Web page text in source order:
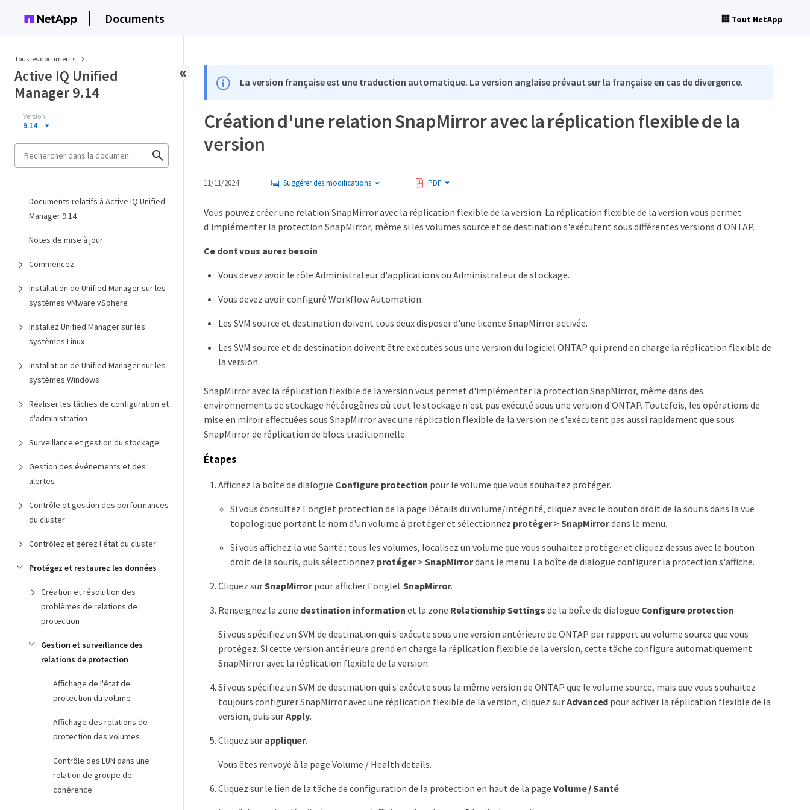
Documents Tout NetApp
Tous les documents
Active IQ Unified
Manager 9.14
Version
9.14
Documents relatifs à Active IQ Unified
Manager 9.14
Notes de mise à jour
Commencez
Installation de Unified Manager sur les
systèmes VMware vSphere
Installez Unified Manager sur les
systèmes Linux
Installation de Unified Manager sur les
systèmes Windows
Réaliser les tâches de configuration et
d'administration
Surveillance et gestion du stockage
Gestion des événements et des
alertes
Contrôle et gestion des performances
du cluster
Contrôlez et gérez l'état du cluster
Protégez et restaurez les données
Création et résolution des
problèmes de relations de
protection
Gestion et surveillance des
relations de protection
Affichage de l'état de
protection du volume
Affichage des relations de
protection des volumes
Contrôle des LUN dans une
relation de groupe de
cohérence
La version française est une traduction automatique. La version anglaise prévaut sur la française en cas de divergence.
Création d'une relation SnapMirror avec la réplication flexible de la
version
11/11/2024 Suggérer des modifications PDF
Vous pouvez créer une relation SnapMirror avec la réplication flexible de la version. La réplication flexible de la version vous permet
d'implémenter la protection SnapMirror, même si les volumes source et de destination s'exécutent sous différentes versions d'ONTAP.
Ce dont vous aurez besoin
Vous devez avoir le rôle Administrateur d'applications ou Administrateur de stockage.
Vous devez avoir configuré Workflow Automation.
Les SVM source et destination doivent tous deux disposer d'une licence SnapMirror activée.
Les SVM source et de destination doivent être exécutés sous une version du logiciel ONTAP qui prend en charge la réplication flexible de
la version.
SnapMirror avec la réplication flexible de la version vous permet d'implémenter la protection SnapMirror, même dans des
environnements de stockage hétérogènes où tout le stockage n'est pas exécuté sous une version d'ONTAP. Toutefois, les opérations de
mise en miroir effectuées sous SnapMirror avec une réplication flexible de la version ne s'exécutent pas aussi rapidement que sous
SnapMirror de réplication de blocs traditionnelle.
Étapes
Affichez la boîte de dialogue Configure protection pour le volume que vous souhaitez protéger.
Si vous consultez l'onglet protection de la page Détails du volume/intégrité, cliquez avec le bouton droit de la souris dans la vue
topologique portant le nom d'un volume à protéger et sélectionnez protéger>SnapMirrordans le menu.
Si vous affichez la vue Santé : tous les volumes, localisez un volume que vous souhaitez protéger et cliquez dessus avec le bouton
droit de la souris, puis sélectionnez protéger>SnapMirrordans le menu. La boîte de dialogue configurer la protection s'affiche.
Cliquez surSnapMirrorpour afficher l'ongletSnapMirror.
Renseignez la zone destination information et la zone Relationship Settings de la boîte de dialogue Configure protection.
Si vous spécifiez un SVM de destination qui s'exécute sous une version antérieure de ONTAP par rapport au volume source que vous
protégez. Si cette version antérieure prend en charge la réplication flexible de la version, cette tâche configure automatiquement
SnapMirror avec la réplication flexible de la version.
Si vous spécifiez un SVM de destination qui s'exécute sous la même version de ONTAP que le volume source, mais que vous souhaitez
toujours configurer SnapMirror avec une réplication flexible de la version, cliquez surAdvanced pour activer la réplication flexible de la
version, puis surApply.
Cliquez sur appliquer.
Vous êtes renvoyé à la page Volume / Health details.
Cliquez sur le lien de la tâche de configuration de la protection en haut de la page Volume / Santé.